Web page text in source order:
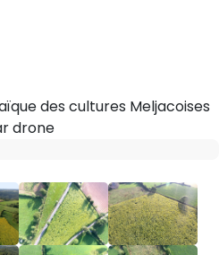
des cultures Meljacoises
drone